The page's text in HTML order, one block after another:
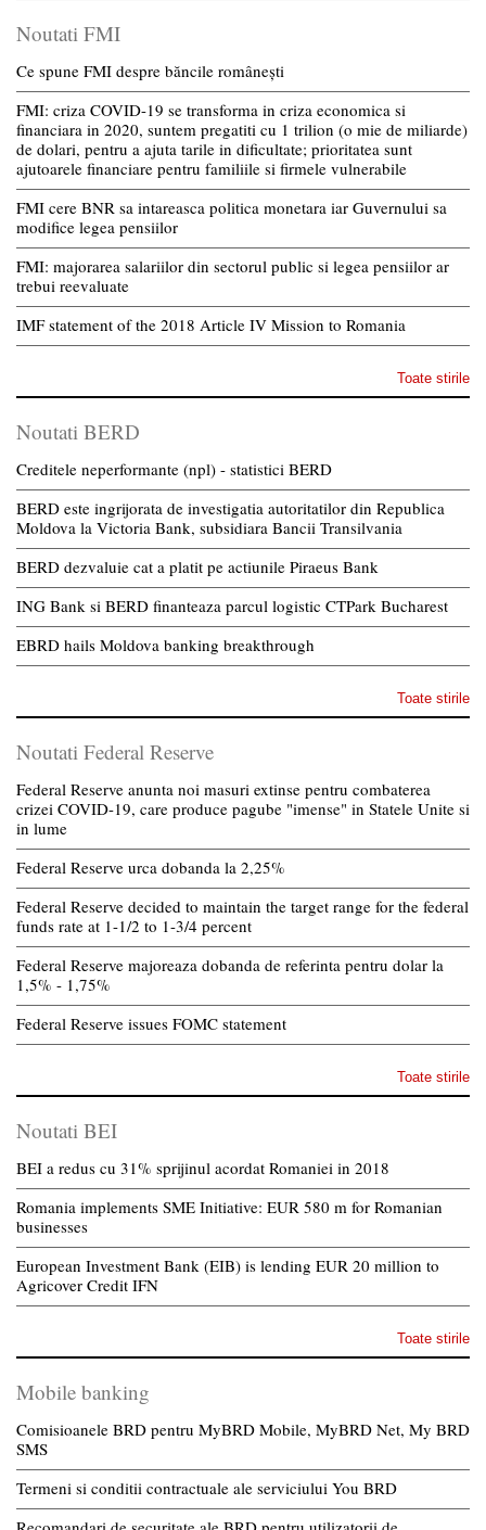
Noutati FMI
Ce spune FMI despre băncile românești
FMI: criza COVID-19 se transforma in criza economica si
financiara in 2020, suntem pregatiti cu 1 trilion (o mie de miliarde)
de dolari, pentru a ajuta tarile in dificultate; prioritatea sunt
ajutoarele financiare pentru familiile si firmele vulnerabile
FMI cere BNR sa intareasca politica monetara iar Guvernului sa
modifice legea pensiilor
FMI: majorarea salariilor din sectorul public si legea pensiilor ar
trebui reevaluate
IMF statement of the 2018 Article IV Mission to Romania
Toate stirile
Noutati BERD
Creditele neperformante (npl) - statistici BERD
BERD este ingrijorata de investigatia autoritatilor din Republica
Moldova la Victoria Bank, subsidiara Bancii Transilvania
BERD dezvaluie cat a platit pe actiunile Piraeus Bank
ING Bank si BERD finanteaza parcul logistic CTPark Bucharest
EBRD hails Moldova banking breakthrough
Toate stirile
Noutati Federal Reserve
Federal Reserve anunta noi masuri extinse pentru combaterea
crizei COVID-19, care produce pagube "imense" in Statele Unite si
in lume
Federal Reserve urca dobanda la 2,25%
Federal Reserve decided to maintain the target range for the federal
funds rate at 1-1/2 to 1-3/4 percent
Federal Reserve majoreaza dobanda de referinta pentru dolar la
1,5% - 1,75%
Federal Reserve issues FOMC statement
Toate stirile
Noutati BEI
BEI a redus cu 31% sprijinul acordat Romaniei in 2018
Romania implements SME Initiative: EUR 580 m for Romanian
businesses
European Investment Bank (EIB) is lending EUR 20 million to
Agricover Credit IFN
Toate stirile
Mobile banking
Comisioanele BRD pentru MyBRD Mobile, MyBRD Net, My BRD
SMS
Termeni si conditii contractuale ale serviciului You BRD